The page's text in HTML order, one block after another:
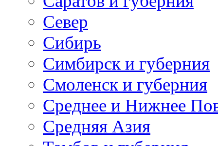
Север
Сибирь
Симбирск и губерния
Смоленск и губерния
Среднее и Нижнее
Средняя Азия